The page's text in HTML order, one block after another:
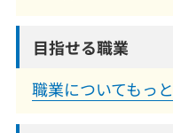
目指せる職業
職業についてもっ